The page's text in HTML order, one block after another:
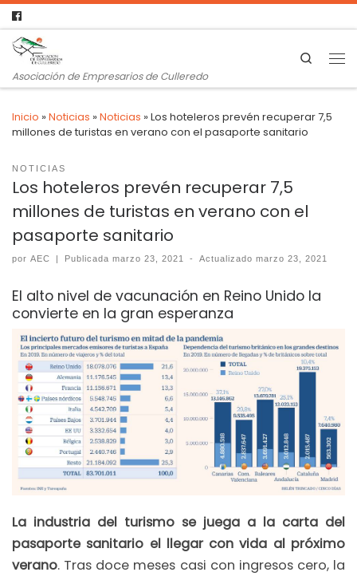
Asociación de Empresarios de Culleredo
Search
Inicio »Noticias »Noticias »Los hoteleros prevén recuperar 7,5
millones de turistas en verano con el pasaporte sanitario
NOTICIAS
Los hoteleros prevén recuperar 7,5
millones de turistas en verano con el
pasaporte sanitario
por AEC | Publicadamarzo 23, 2021 - Actualizadomarzo 23, 2021
El alto nivel de vacunación en Reino Unido la
convierte en la gran esperanza
La industria del turismo se juega a la carta del
pasaporte sanitario el llegar con vida al próximo
verano. Tras doce meses casi con ingresos cero, la